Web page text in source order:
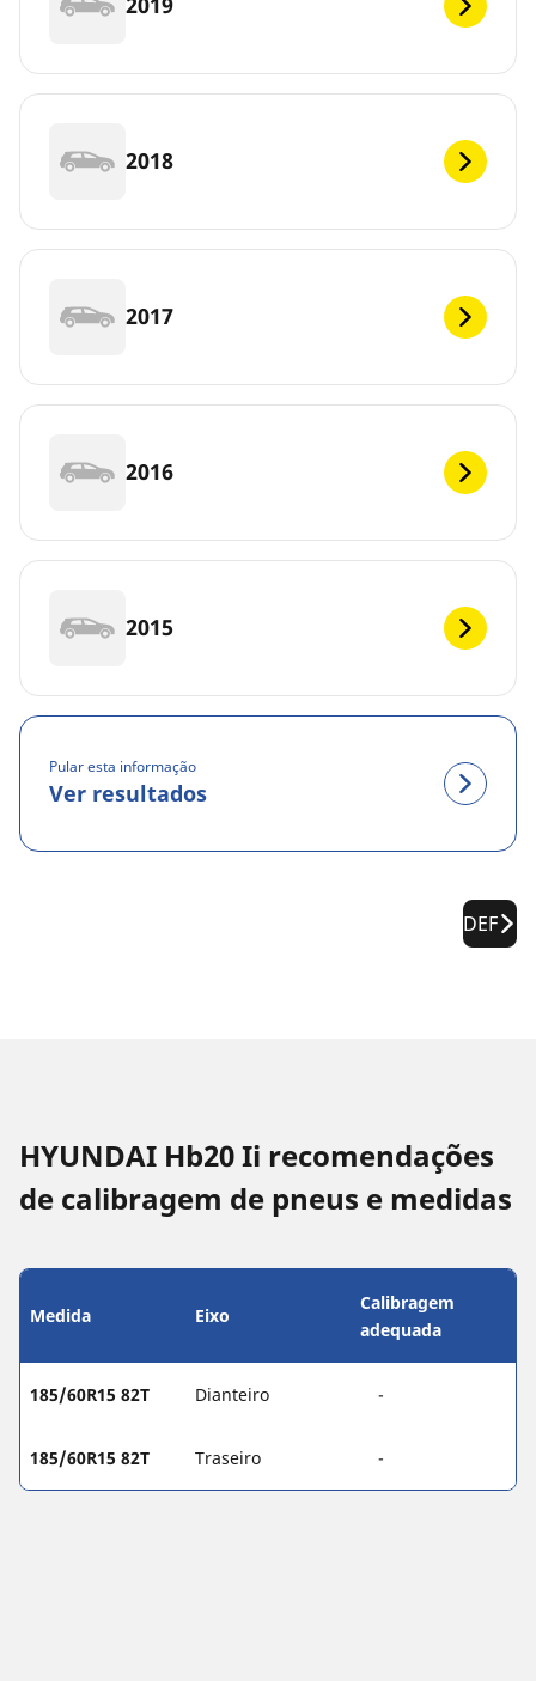
2018
2017
2016
2015
Pular esta informação
Ver resultados
DEF
HYUNDAI Hb20 Ii recomendações
de calibragem de pneus e medidas
Medida Eixo
Calibragem
adequada
185/60R15 82T Dianteiro -
185/60R15 82T Traseiro -